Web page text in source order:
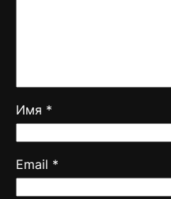
Имя *
Email *